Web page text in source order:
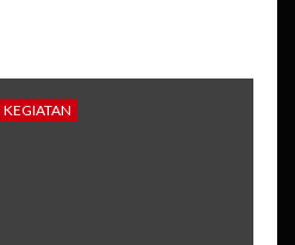
KEGIATAN